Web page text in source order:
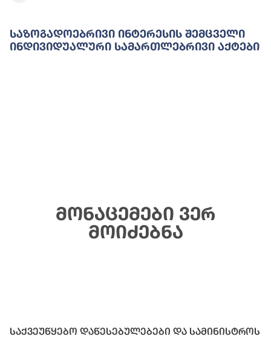
Საზოგადოებრივი Ინტერესის Შემცველი
Ინდივიდუალური Სამართლებრივი Აქტები
მონაცემები ვერ
მოიძებნა
საქვეუწყებო დაწესებულებები და სამინისტროს